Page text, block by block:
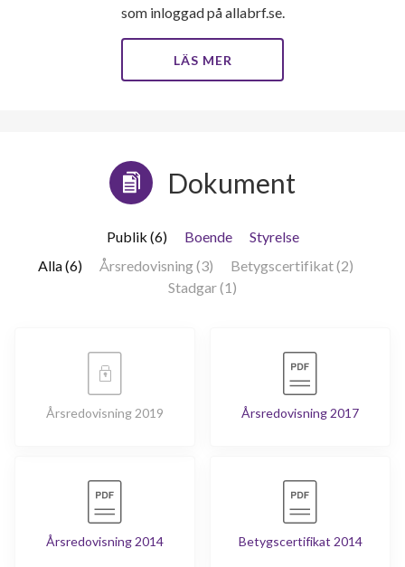
som inloggad på allabrf.se.
LÄS MER
Dokument
Publik (6) Boende
Styrelse
Alla (6)
Årsredovisning (3)
Betygscertifikat (2)
Stadgar (1)
Årsredovisning 2019 Årsredovisning 2017
Årsredovisning 2014 Betygscertifikat 2014